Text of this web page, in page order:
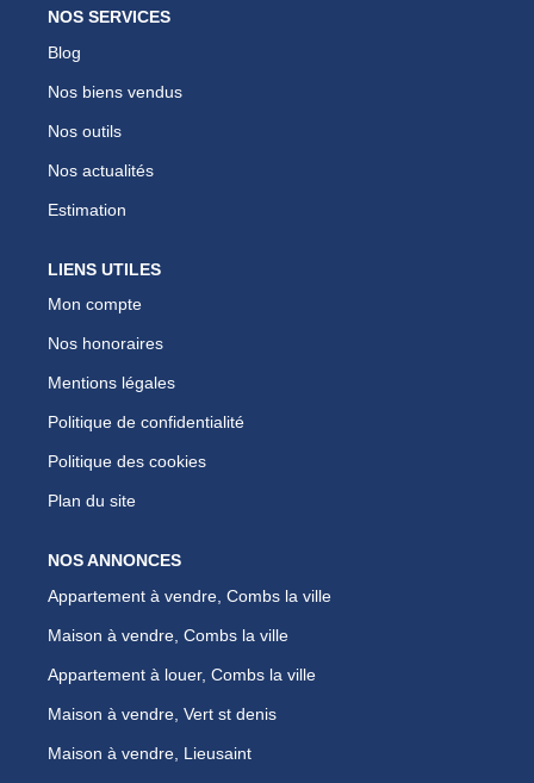
NOS SERVICES
Blog
Nos biens vendus
Nos outils
Nos actualités
Estimation
LIENS UTILES
Mon compte
Nos honoraires
Mentions légales
Politique de confidentialité
Politique des cookies
Plan du site
NOS ANNONCES
Appartement à vendre, Combs la ville
Maison à vendre, Combs la ville
Appartement à louer, Combs la ville
Maison à vendre, Vert st denis
Maison à vendre, Lieusaint